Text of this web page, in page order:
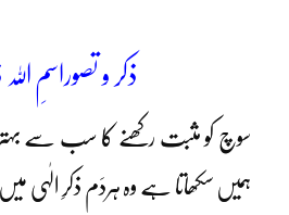
ذکر و تصوراسمِ
سوچ کو مثبت رکھنے کا سب سے
ہمیں سکھاتا ہے وہ ہردَم ذکرِ الٰہی